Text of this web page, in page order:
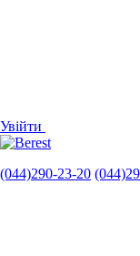
Увійти
(044)290-23-20